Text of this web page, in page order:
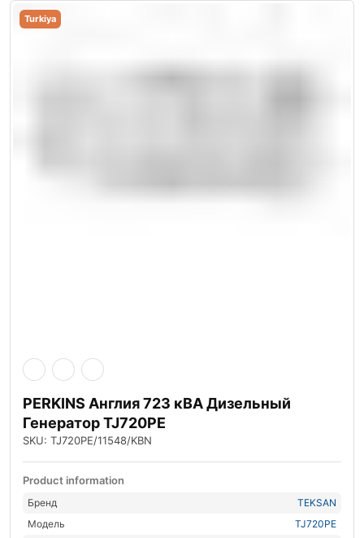
Turkiya
PERKINS Англия 723 кВА Дизельный
Генератор TJ720PE
SKU: TJ720PE/11548/KBN
Product information
Бренд
TEKSAN
Модель
TJ720PE